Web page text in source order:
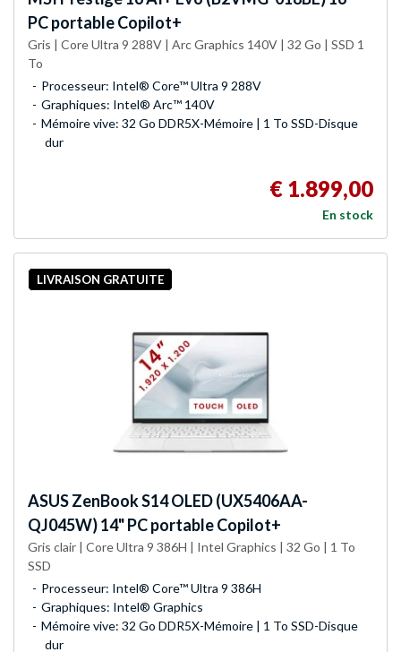
PC portable Copilot+
Gris | Core Ultra 9 288V | Arc Graphics 140V | 32 Go | SSD 1
To
Processeur: Intel® Core™ Ultra 9 288V
Graphiques: Intel® Arc™ 140V
Mémoire vive: 32 Go DDR5X-Mémoire | 1 To SSD-Disque
dur
€ 1.899,00
En stock
LIVRAISON GRATUITE
ASUSZenBook S14 OLED (UX5406AA-
QJ045W) 14" PC portable Copilot+
Gris clair | Core Ultra 9 386H | Intel Graphics | 32 Go | 1 To
SSD
Processeur: Intel® Core™ Ultra 9 386H
Graphiques: Intel® Graphics
Mémoire vive: 32 Go DDR5X-Mémoire | 1 To SSD-Disque
dur